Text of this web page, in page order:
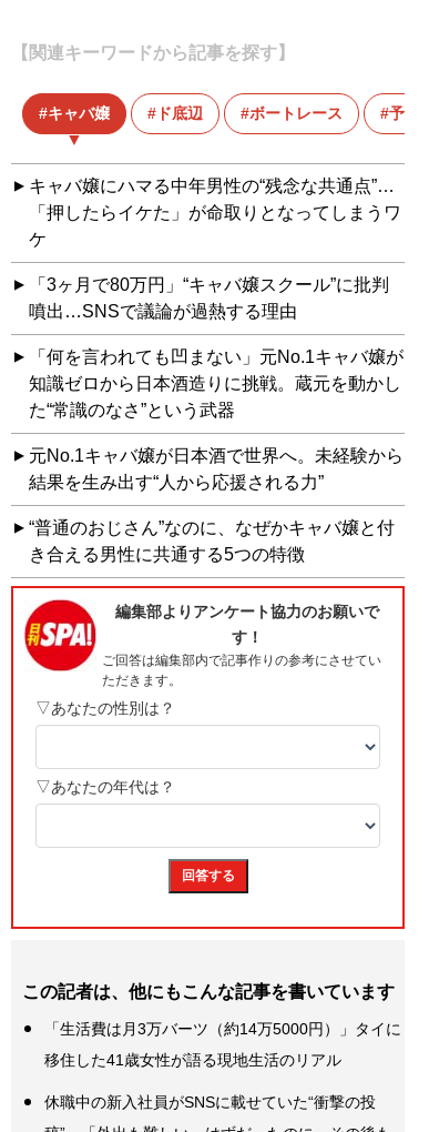
【関連キーワードから記事を探す】
キャバ嬢 ド底辺 ボートレース 予想
キャバ嬢にハマる中年男性の“残念な共通点”…
「押したらイケた」が命取りとなってしまうワ
ケ
「3ヶ月で80万円」“キャバ嬢スクール”に批判
噴出…SNSで議論が過熱する理由
「何を言われても凹まない」元No.1キャバ嬢が
知識ゼロから日本酒造りに挑戦。蔵元を動かし
た“常識のなさ”という武器
元No.1キャバ嬢が日本酒で世界へ。未経験から
結果を生み出す“人から応援される力”
“普通のおじさん”なのに、なぜかキャバ嬢と付
き合える男性に共通する5つの特徴
この記者は、他にもこんな記事を書いています
「生活費は月3万バーツ（約14万5000円）」タイに
移住した41歳女性が語る現地生活のリアル
休職中の新入社員がSNSに載せていた“衝撃の投